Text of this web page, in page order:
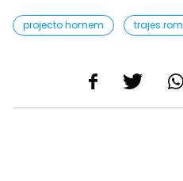
projecto homem trajes